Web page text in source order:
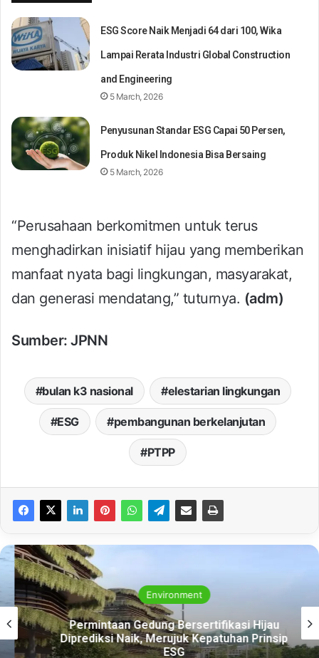
ESG Score Naik Menjadi 64 dari 100, Wika
Lampai Rerata Industri Global Construction
and Engineering
5 March, 2026
Penyusunan Standar ESG Capai 50 Persen,
Produk Nikel Indonesia Bisa Bersaing
5 March, 2026
“Perusahaan berkomitmen untuk terus
menghadirkan inisiatif hijau yang memberikan
manfaat nyata bagi lingkungan, masyarakat,
dan generasi mendatang,” tuturnya. (adm)
Sumber: JPNN
bulan k3 nasional elestarian lingkungan
ESG pembangunan berkelanjutan
PTPP
Environment
Permintaan Gedung Bersertifikasi Hijau
Diprediksi Naik, Merujuk Kepatuhan Prinsip
ESG